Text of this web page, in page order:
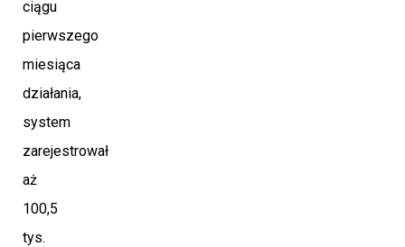
ciągu
pierwszego
miesiąca
działania,
system
zarejestrował
aż
100,5
tys.